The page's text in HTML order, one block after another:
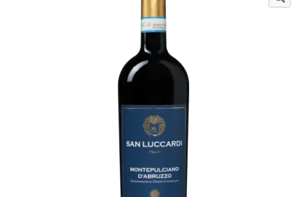
Porto
Wijnpakketten
Kleine flesjes
Cadeaubonnen